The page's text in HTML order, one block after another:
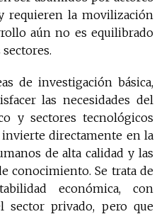
requieren la movilización
aún no es equilibrado
de investigación básica,
las necesidades del
y sectores tecnológicos
directamente en la
de alta calidad y las
conocimiento. Se trata de
económica, con
sector privado, pero que